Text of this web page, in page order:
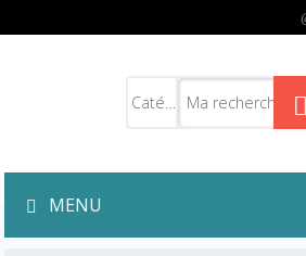
MENU